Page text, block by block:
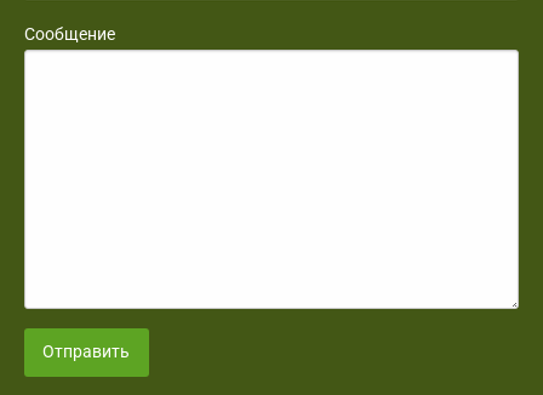
Сообщение
Отправить